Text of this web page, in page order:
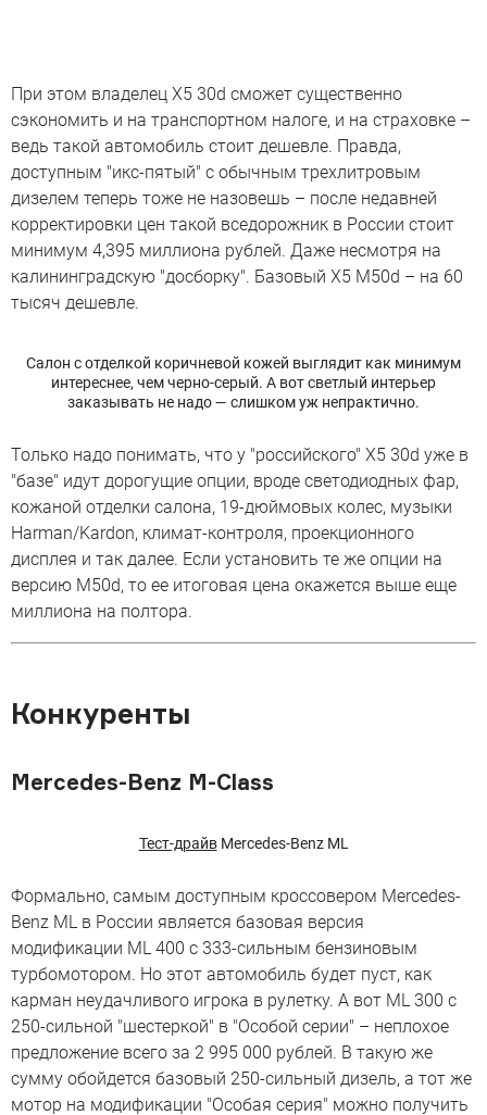
При этом владелец X5 30d сможет существенно
сэкономить и на транспортном налоге, и на страховке –
ведь такой автомобиль стоит дешевле. Правда,
доступным "икс-пятый" с обычным трехлитровым
дизелем теперь тоже не назовешь – после недавней
корректировки цен такой вседорожник в России стоит
минимум 4,395 миллиона рублей. Даже несмотря на
калининградскую "досборку". Базовый X5 M50d – на 60
тысяч дешевле.
Салон с отделкой коричневой кожей выглядит как минимум
интереснее, чем черно-серый. А вот светлый интерьер
заказывать не надо — слишком уж непрактично.
Только надо понимать, что у "российского" X5 30d уже в
"базе" идут дорогущие опции, вроде светодиодных фар,
кожаной отделки салона, 19-дюймовых колес, музыки
Harman/Kardon, климат-контроля, проекционного
дисплея и так далее. Если установить те же опции на
версию M50d, то ее итоговая цена окажется выше еще
миллиона на полтора.
Конкуренты
Mercedes-Benz M-Class
Тест-драйвMercedes-Benz ML
Формально, самым доступным кроссовером Mercedes-
Benz ML в России является базовая версия
модификации ML 400 с 333-сильным бензиновым
турбомотором. Но этот автомобиль будет пуст, как
карман неудачливого игрока в рулетку. А вот ML 300 с
250-сильной "шестеркой" в "Особой серии" – неплохое
предложение всего за 2 995 000 рублей. В такую же
сумму обойдется базовый 250-сильный дизель, а тот же
мотор на модификации "Особая серия" можно получить